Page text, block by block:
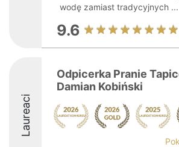
wodę zamiast tradycyjnych ...
9.6
Laureaci
Odpicerka Pranie
Damian Kobiński